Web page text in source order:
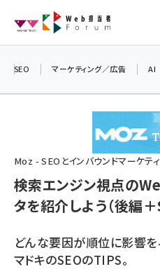
ン
seo (3526)
ai (2807)
youtube (2434)
note (2312)
セミナー (2307)
SEO マーケティング／広告 AI
Moz - SEOとインバウンドマーケテ
検索エンジン視点の
タを紹介しよう（後編＋
どんな要因が順位に影響を
マドキのSEOのTIPS。